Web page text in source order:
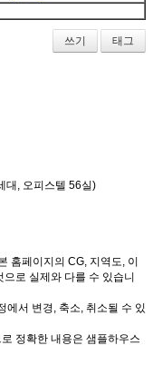
쓰기 태그
대, 오피스텔 56실)
페이지의 CG, 지역도, 이
로 실제와 다를 수 있습니
서 변경, 축소, 취소될 수 있
정확한 내용은 샘플하우스